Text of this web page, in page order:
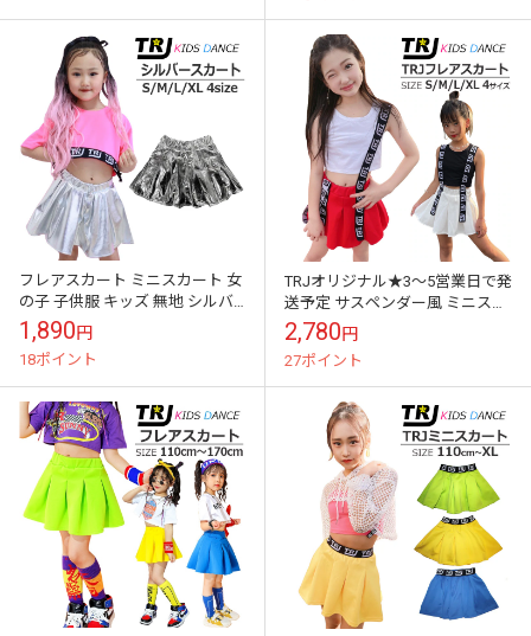
フレアスカート ミニスカート 女
の子 子供服 キッズ 無地 シルバ
ー 銀色 110cm～170cm ダンス衣
装 ヒップホップダンス...
1,890円
18ポイント
TRJオリジナル★3～5営業日で発
送予定 サスペンダー風 ミニスカ
ート プリーツスカート 女の子 子
供服 キッズ ハイウェスト ロ...
2,780円
27ポイント